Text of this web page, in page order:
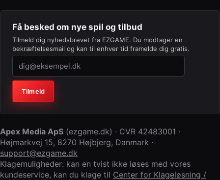
Få besked om nye spil og tilbud
Tilmeld dig nyhedsbrevet fra EZGAME. Du modtager en
bekræftelsesmail og kan til enhver tid framelde dig gratis.
Virksomhed (lad feltet stå tomt)
Tilmeld
Apex Media ApS (ezgame.dk) · CVR 42483001 ·
Højmarkvej 15, 8270 Højbjerg, Danmark ·
support@ezgame.dk
Klagemuligheder: kan en tvist ikke løses med vores
kundeservice, kan du klage til Center for Klageløsning /